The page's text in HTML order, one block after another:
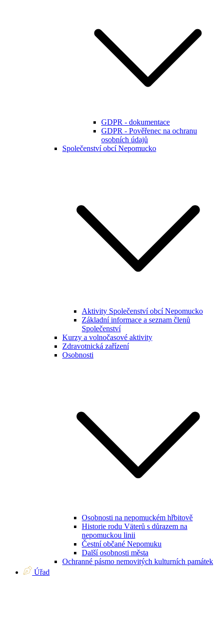
GDPR - dokumentace
GDPR - Pověřenec na ochranu
osobních údajů
Společenství obcí Nepomucko
Aktivity Společenství obcí Nepomucko
Základní informace a seznam členů
Společenství
Kurzy a volnočasové aktivity
Zdravotnická zařízení
Osobnosti
Osobnosti na nepomuckém hřbitově
Historie rodu Väterů s důrazem na
nepomuckou linii
Čestní občané Nepomuku
Další osobnosti města
Ochranné pásmo nemovitých kulturních památek
Úřad